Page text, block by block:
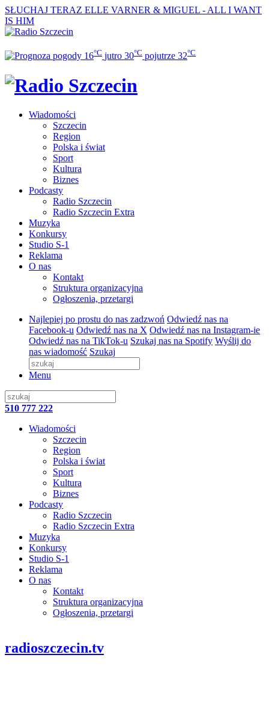
SŁUCHAJ TERAZ ELLE VARNER & MIGUEL - ALL I WANT
IS HIM
16°C jutro 30°C pojutrze 32°C
Wiadomości
Szczecin
Region
Polska i świat
Sport
Kultura
Biznes
Podcasty
Radio Szczecin
Radio Szczecin Extra
Muzyka
Konkursy
Studio S-1
Reklama
O nas
Kontakt
Struktura organizacyjna
Ogłoszenia, przetargi
Najlepiej po prostu do nas zadzwoń Odwiedź nas na
Facebook-u Odwiedź nas na X Odwiedź nas na Instagram-ie
Odwiedź nas na TikTok-u Szukaj nas na Spotify Wyślij do
nas wiadomość Szukaj
Menu
510 777 222
Wiadomości
Szczecin
Region
Polska i świat
Sport
Kultura
Biznes
Podcasty
Radio Szczecin
Radio Szczecin Extra
Muzyka
Konkursy
Studio S-1
Reklama
O nas
Kontakt
Struktura organizacyjna
Ogłoszenia, przetargi
radioszczecin.tv